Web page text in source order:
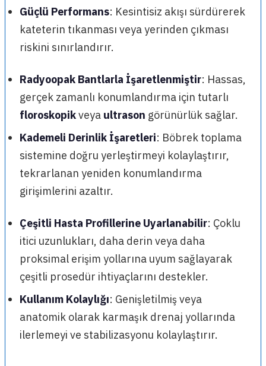
Güçlü Performans: Kesintisiz akışı sürdürerek
kateterin tıkanması veya yerinden çıkması
riskini sınırlandırır.
Radyoopak Bantlarla İşaretlenmiştir: Hassas,
gerçek zamanlı konumlandırma için tutarlı
floroskopikveya ultrason görünürlük sağlar.
Kademeli Derinlik İşaretleri: Böbrek toplama
sistemine doğru yerleştirmeyi kolaylaştırır,
tekrarlanan yeniden konumlandırma
girişimlerini azaltır.
Çeşitli Hasta Profillerine Uyarlanabilir: Çoklu
itici uzunlukları, daha derin veya daha
proksimal erişim yollarına uyum sağlayarak
çeşitli prosedür ihtiyaçlarını destekler.
Kullanım Kolaylığı: Genişletilmiş veya
anatomik olarak karmaşık drenaj yollarında
ilerlemeyi ve stabilizasyonu kolaylaştırır.